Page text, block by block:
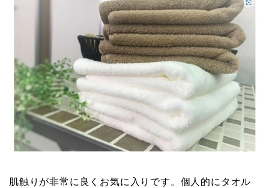
肌触りが非常に良くお気に入りです。個人的にタオル